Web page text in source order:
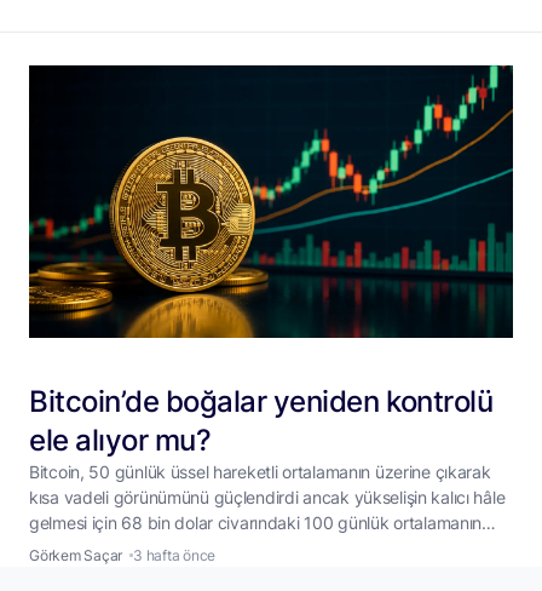
Bitcoin’de boğalar yeniden kontrolü
ele alıyor mu?
Bitcoin, 50 günlük üssel hareketli ortalamanın üzerine çıkarak
kısa vadeli görünümünü güçlendirdi ancak yükselişin kalıcı hâle
gelmesi için 68 bin dolar civarındaki 100 günlük ortalamanın
aşılması gerekiyor. Bitcoin (BTC), hafta içinde yakaladığı
Görkem Saçar 3 hafta önce